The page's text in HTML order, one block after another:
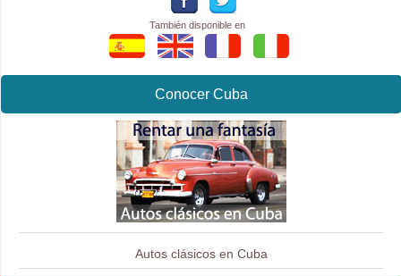
También disponible en
Conocer Cuba
Autos clásicos en Cuba